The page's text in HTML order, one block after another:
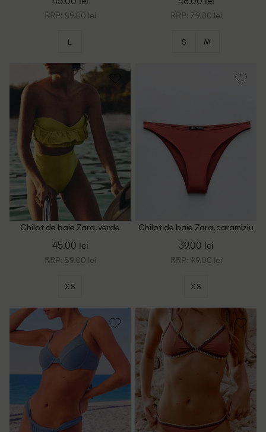
RRP: 89.00 lei
L
RRP: 79.00 lei
S M
Chilot de baie Zara, verde
45.00 lei
RRP: 89.00 lei
XS
Chilot de baie Zara, caramiziu
39.00 lei
RRP: 99.00 lei
XS